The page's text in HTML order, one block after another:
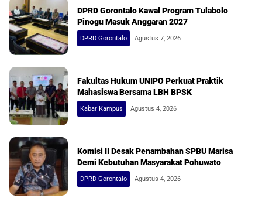
DPRD Gorontalo Kawal Program Tulabolo
Pinogu Masuk Anggaran 2027
DPRD Gorontalo Agustus 7, 2026
Fakultas Hukum UNIPO Perkuat Praktik
Mahasiswa Bersama LBH BPSK
Kabar Kampus Agustus 4, 2026
Komisi II Desak Penambahan SPBU Marisa
Demi Kebutuhan Masyarakat Pohuwato
DPRD Gorontalo Agustus 4, 2026